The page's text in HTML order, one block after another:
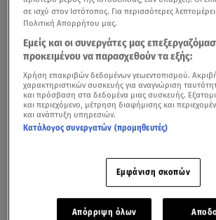
σε ισχύ στον Ιστότοπος. Για περισσότερες
Πολιτική Απορρήτου μας.
Εμείς και οι συνεργάτες μας
προκειμένου να παρασχεθούν τα εξής:
Χρήση επακριβών δεδομένων γεωεντοπισμού.
χαρακτηριστικών συσκευής για αναγνώριση
και πρόσβαση στα δεδομένα μιας συσκευής.
και περιεχόμενο, μέτρηση διαφήμισης και
και ανάπτυξη υπηρεσιών.
Κατάλογος συνεργατών (προμηθευτές)
Εμφάνιση σκοπών
Απόρριψη όλων